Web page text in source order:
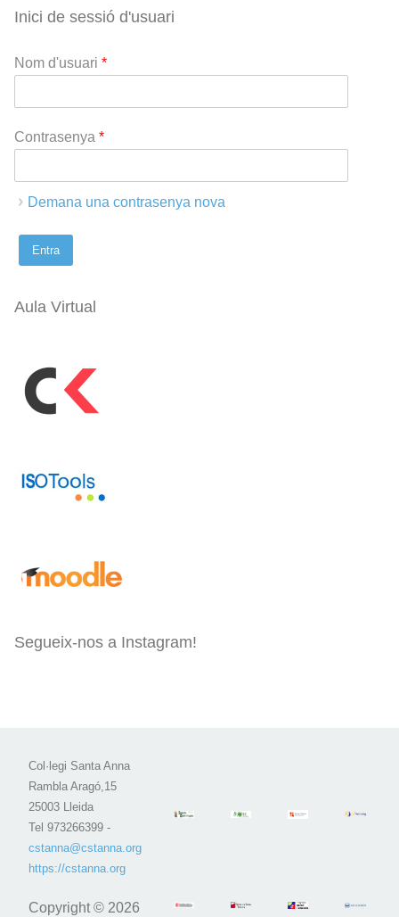
Inici de sessió d'usuari
Nom d'usuari *
Contrasenya *
Demana una contrasenya nova
Aula Virtual
Segueix-nos a Instagram!
Col·legi Santa Anna
Rambla Aragó,15
25003 Lleida
Tel 973266399 -
cstanna@cstanna.org
https://cstanna.org
Copyright © 2026